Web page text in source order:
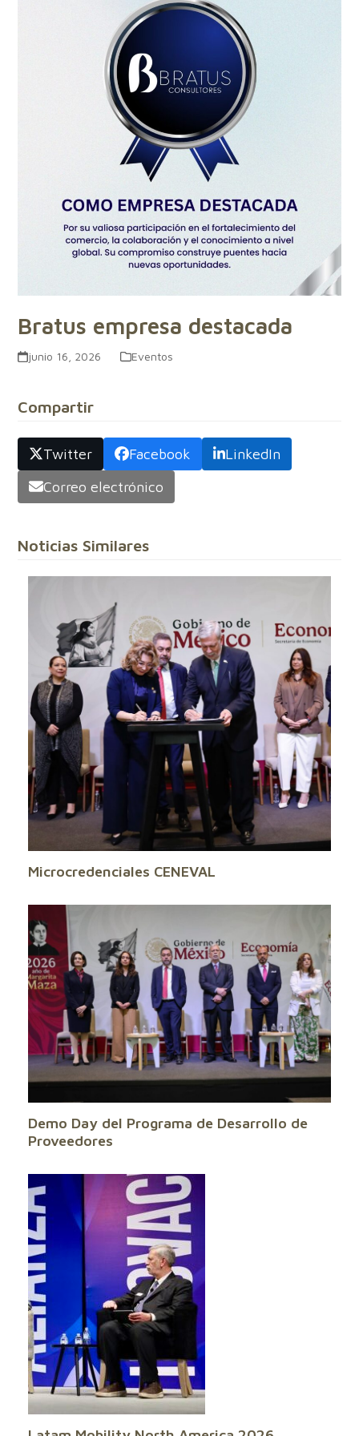
Bratus empresa destacada
junio 16, 2026 Eventos
Compartir
Twitter Facebook
LinkedIn
Correo electrónico
Noticias Similares
Microcredenciales CENEVAL
Demo Day del Programa de Desarrollo de
Proveedores